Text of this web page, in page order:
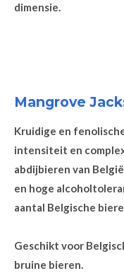
dimensie.
Mangrove
Kruidige en
intensiteit en
abdijbieren van
en hoge
aantal Belgische
Geschikt voor
bruine bieren.